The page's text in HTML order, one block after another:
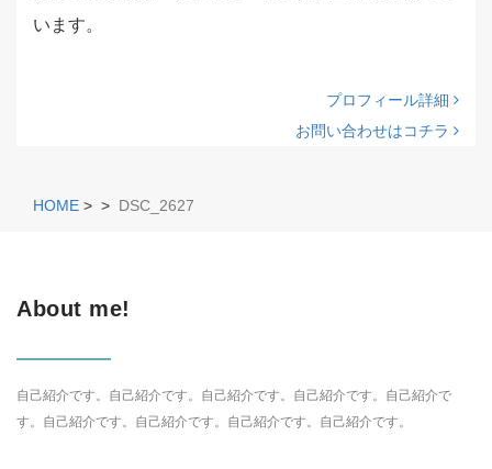
います。
プロフィール詳細
お問い合わせはコチラ
HOME > > DSC_2627
About me!
自己紹介です。自己紹介です。自己紹介です。自己紹介です。自己紹介で
す。自己紹介です。自己紹介です。自己紹介です。自己紹介です。